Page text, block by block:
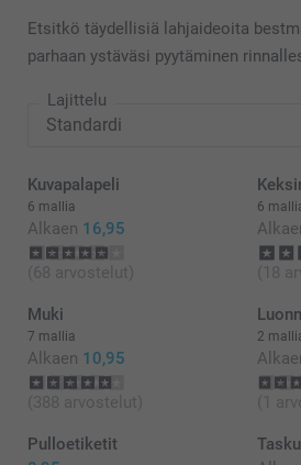
Etsitkö täydellisiä lahjaideoita
parhaan ystäväsi pyytäminen
Lajittelu
Kuvapalapeli
6 mallia
Alkaen 16,95
(68 arvostelut)
6
(18
Muki
7 mallia
Alkaen 10,95
(388 arvostelut)
2
(1
Pulloetiketit